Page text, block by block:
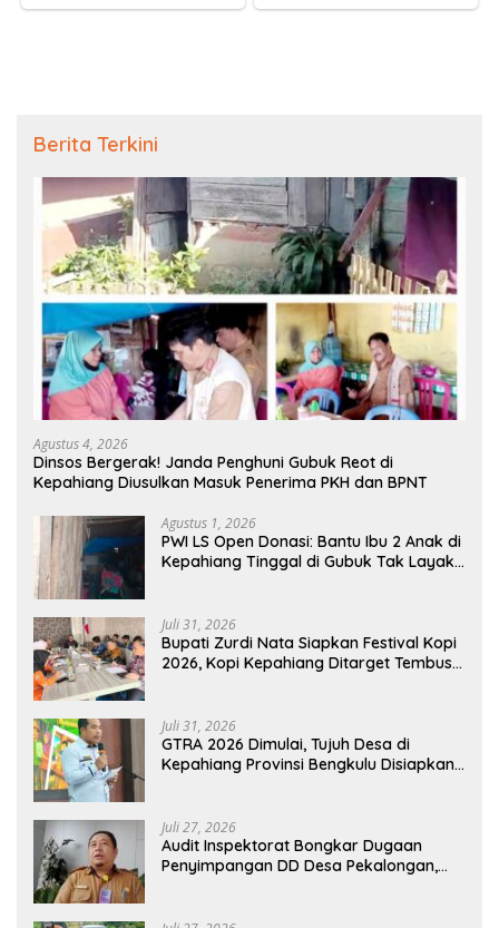
Berita Terkini
Agustus 4, 2026
Dinsos Bergerak! Janda Penghuni Gubuk Reot di
Kepahiang Diusulkan Masuk Penerima PKH dan BPNT
Agustus 1, 2026
PWI LS Open Donasi: Bantu Ibu 2 Anak di
Kepahiang Tinggal di Gubuk Tak Layak
Juli 31, 2026
Bupati Zurdi Nata Siapkan Festival Kopi
2026, Kopi Kepahiang Ditarget Tembus
Juli 31, 2026
GTRA 2026 Dimulai, Tujuh Desa di
Kepahiang Provinsi Bengkulu Disiapkan
Juli 27, 2026
Audit Inspektorat Bongkar Dugaan
Penyimpangan DD Desa Pekalongan,